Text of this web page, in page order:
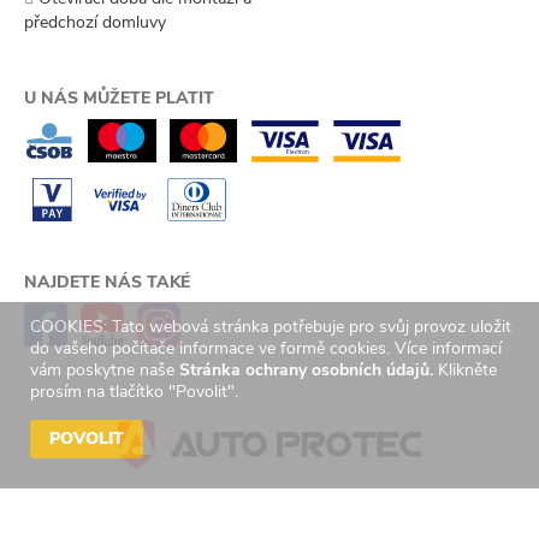
COOKIES: Tato webová stránka potřebuje pro svůj provoz uložit
do vašeho počítače informace ve formě cookies. Více informací
vám poskytne naše Stránka ochrany osobních údajů. Klikněte
prosím na tlačítko "Povolit".
POVOLIT
předchozí domluvy
U NÁS MŮŽETE PLATIT
NAJDETE NÁS TAKÉ